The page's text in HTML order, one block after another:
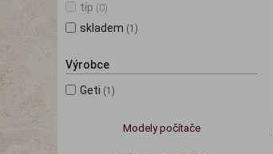
tip (0)
skladem (1)
Výrobce
Geti (1)
Modely počítače